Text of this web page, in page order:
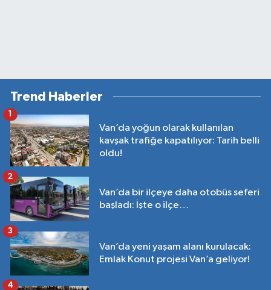
Trend Haberler
Van’da yoğun olarak kullanılan
kavşak trafiğe kapatılıyor: Tarih belli
oldu!
1
Van’da bir ilçeye daha otobüs seferi
başladı: İşte o ilçe…
2
Van’da yeni yaşam alanı kurulacak:
Emlak Konut projesi Van’a geliyor!
3
4